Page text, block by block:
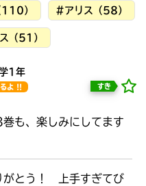
本を飛び出して
できる掲示板
110） #アリス（58）
（51）
1年
るよ !! すき
も、楽しみにしてます
がとう！ 上手すぎてび